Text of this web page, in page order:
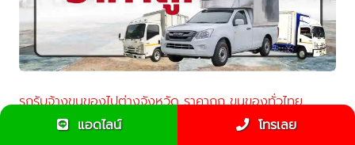
รถรับจ้างขนของไปต่างจังหวัด ราคาถูก ขนของทั่วไทย
สะดวก ปลอดภัย
แอดไลน์ โทรเลย